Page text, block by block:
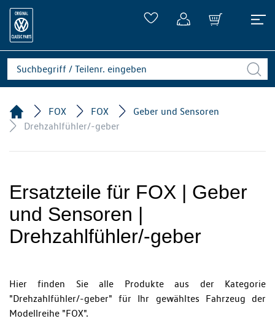
FOX FOX
Geber und Sensoren
Drehzahlfühler/-geber
Ersatzteile für FOX | Geber
und Sensoren |
Drehzahlfühler/-geber
Hier finden Sie alle Produkte aus der Kategorie
"Drehzahlfühler/-geber" für Ihr gewähltes Fahrzeug der
Modellreihe "FOX".